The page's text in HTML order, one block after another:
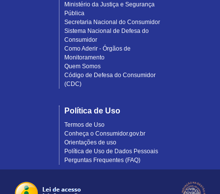
Ministério da Justiça e Segurança
Pública
Secretaria Nacional do Consumidor
Sistema Nacional de Defesa do
Consumidor
Como Aderir - Órgãos de
Monitoramento
Quem Somos
Código de Defesa do Consumidor
(CDC)
Política de Uso
Termos de Uso
Conheça o Consumidor.gov.br
Orientações de uso
Política de Uso de Dados Pessoais
Perguntas Frequentes (FAQ)